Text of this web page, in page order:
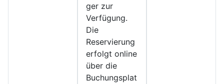
ger zur
Verfügung.
Die
Reservierung
erfolgt online
über die
Buchungsplat